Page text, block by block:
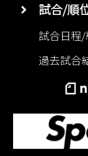
試合/順
試合日程
過去試合